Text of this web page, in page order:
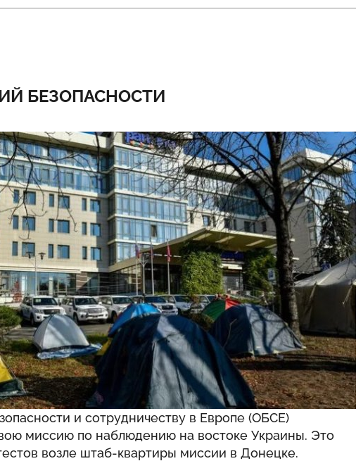
БЕЗОПАСНОСТИ
и сотрудничеству в Европе (ОБСЕ)
миссию по наблюдению на востоке Украины. Это
возле штаб-квартиры миссии в Донецке.